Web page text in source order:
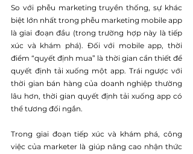
So với phễu marketing truyền thống, sự khác
biệt lớn nhất trong phễu marketing mobile app
là giai đoạn đầu (trong trường hợp này là tiếp
xúc và khám phá). Đối với mobile app, thời
điểm “quyết định mua” là thời gian cần thiết để
quyết định tải xuống một app. Trái ngược với
thời gian bán hàng của doanh nghiệp thường
lâu hơn, thời gian quyết định tải xuống app có
thể tương đối ngắn.
Trong giai đoạn tiếp xúc và khám phá, công
việc của marketer là giúp nâng cao nhận thức